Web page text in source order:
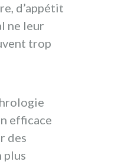
d’appétit
ne leur
trop
efficace
des
plus